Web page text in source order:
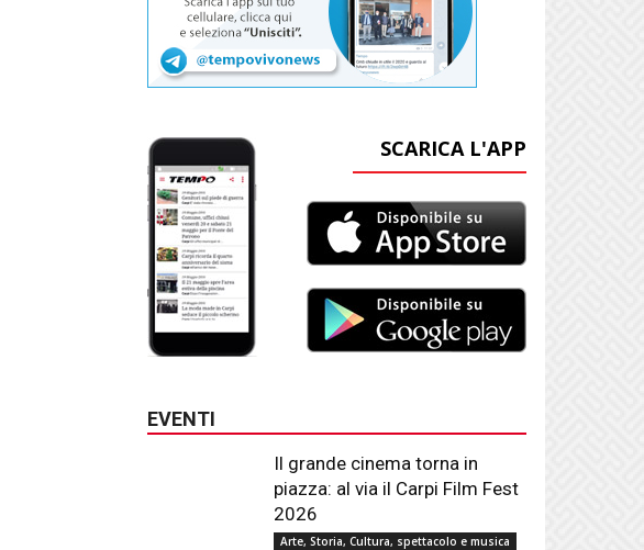
SCARICA L'APP
EVENTI
Il grande cinema torna in
piazza: al via il Carpi Film Fest
2026
Arte, Storia, Cultura, spettacolo e musica